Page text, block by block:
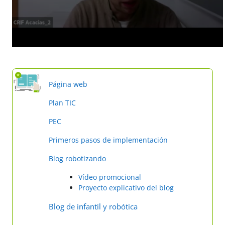
Página web
Plan TIC
PEC
Primeros pasos de implementación
Blog robotizando
Vídeo promocional
Proyecto explicativo del blog
Blog de infantil y robótica